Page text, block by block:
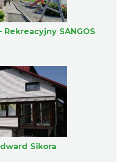
SANGOS
Sikora